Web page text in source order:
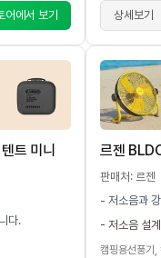
어에서 보기 상세보기
트 미니
다.
르젠
판매처: 르젠
- 저소음과
- 저소음 설
캠핑용선풍기,